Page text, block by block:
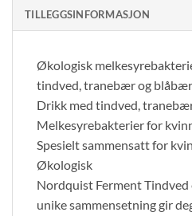
TILLEGGSINFORMASJON
Økologisk
tindved, tranebær og
Drikk med tindved,
Melkesyrebakterier for
Spesielt sammensatt for
Økologisk
Nordquist Ferment Tindved
unike sammensetning gir